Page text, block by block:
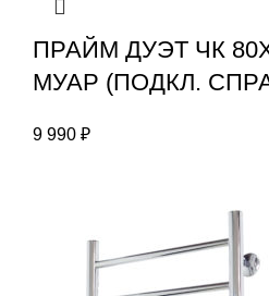
ПРАЙМ ДУЭТ ЧК
МУАР (ПОДКЛ.
9 990 ₽